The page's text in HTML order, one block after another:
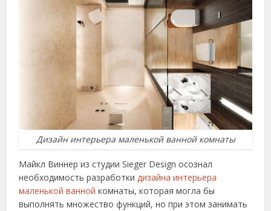
Дизайн интерьера маленькой ванной комнаты
Майкл Виннер из студии Sieger Design осознал
необходимость разработкидизайна интерьера
маленькой ванной комнаты, которая могла бы
выполнять множество функций, но при этом занимать